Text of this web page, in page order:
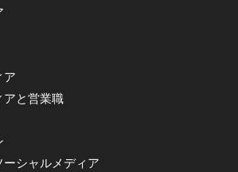
ア
アと営業職
シャルメディア